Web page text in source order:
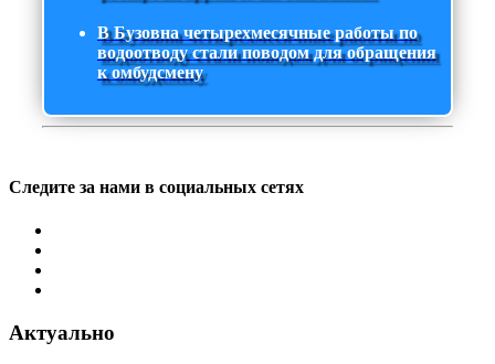
В Бузовна четырехмесячные работы по
водоотводу стали поводом для обращения
к омбудсмену
Следите за нами в социальных сетях
Актуально